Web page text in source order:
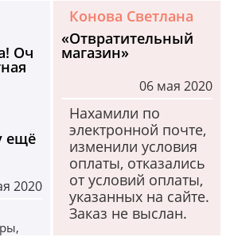
на 1 букву, но ведь
в заказе по русски
написано-рондели,
мне круглые ни к
Оч
ещё
2020
Конова Светлана
«Отвратительный
магазин»
06 мая 2020
Нахамили по
электронной почте,
изменили условия
оплаты, отказались
от условий оплаты,
указанных на сайте.
Заказ не выслан.